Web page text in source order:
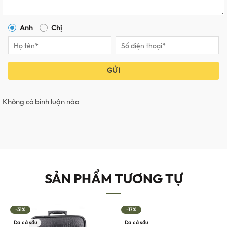
Anh Chị
GỬI
Không có bình luận nào
SẢN PHẨM TƯƠNG TỰ
-31%
Da cá sấu
-17%
Da cá sấu